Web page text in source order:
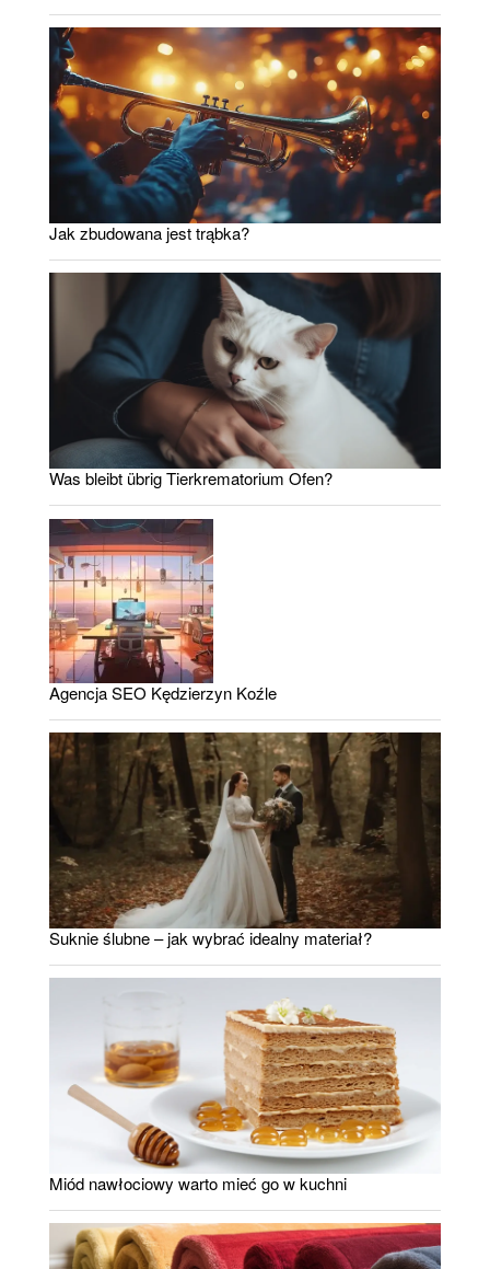
Jak zbudowana jest trąbka?
Was bleibt übrig Tierkrematorium Ofen?
Agencja SEO Kędzierzyn Koźle
Suknie ślubne – jak wybrać idealny materiał?
Miód nawłociowy warto mieć go w kuchni